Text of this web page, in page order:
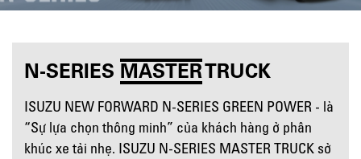
N-SERIES MASTERTRUCK
ISUZU NEW FORWARD N-SERIES GREEN POWER - là
“Sự lựa chọn thông minh” của khách hàng ở phân
khúc xe tải nhẹ. ISUZU N-SERIES MASTER TRUCK sở